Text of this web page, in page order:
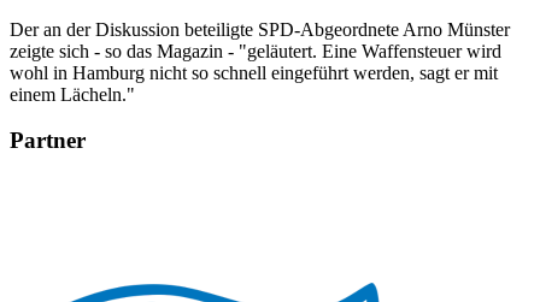
Der an der Diskussion beteiligte SPD-Abgeordnete Arno Münster
zeigte sich - so das Magazin - "geläutert. Eine Waffensteuer wird
wohl in Hamburg nicht so schnell eingeführt werden, sagt er mit
einem Lächeln."
Partner